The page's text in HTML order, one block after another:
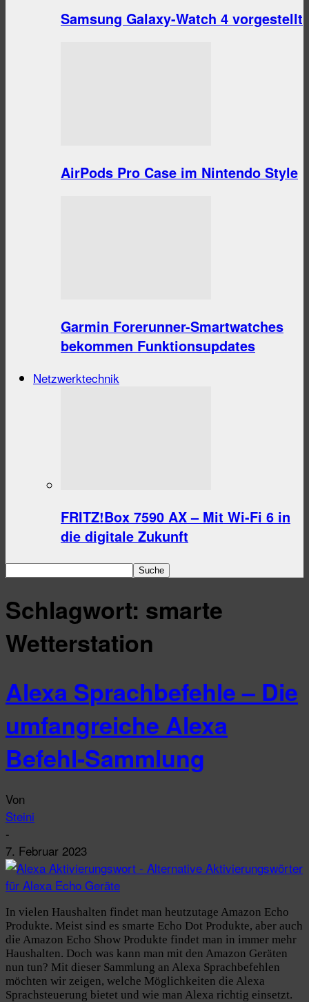
Samsung Galaxy-Watch 4 vorgestellt
AirPods Pro Case im Nintendo Style
Garmin Forerunner-Smartwatches
bekommen Funktionsupdates
Netzwerktechnik
FRITZ!Box 7590 AX – Mit Wi-Fi 6 in
die digitale Zukunft
Schlagwort: smarte
Wetterstation
Alexa Sprachbefehle – Die
umfangreiche Alexa
Befehl-Sammlung
Von
Steini
-
7. Februar 2023
In vielen Haushalten findet man heutzutage Amazon Echo
Produkte. Meist sind es smarte Echo Dot Produkte, aber auch
die Amazon Echo Show Produkte findet man in immer mehr
Haushalten. Doch was kann man mit den Amazon Geräten
nun tun? Mit dieser Sammlung an Alexa Sprachbefehlen
möchten wir zeigen, welche Möglichkeiten die Alexa
Sprachsteuerung bietet und wie man Alexa richtig einsetzt.